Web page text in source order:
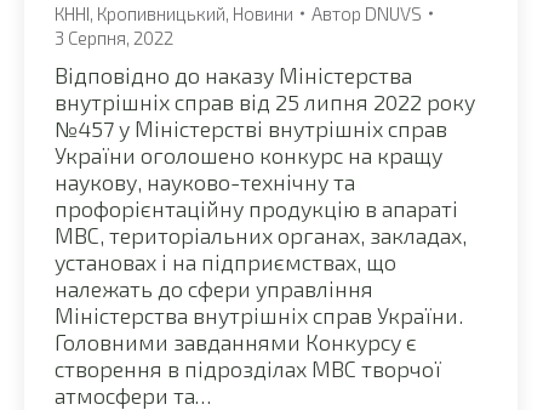
КННІ Кропивницький Новини Автор DNUVS
3 Серпня, 2022
Відповідно до наказу Міністерства
внутрішніх справ від 25 липня 2022 року
№457 у Міністерстві внутрішніх справ
України оголошено конкурс на кращу
наукову, науково-технічну та
профорієнтаційну продукцію в апараті
МВС, територіальних органах, закладах,
установах і на підприємствах, що
належать до сфери управління
Міністерства внутрішніх справ України.
Головними завданнями Конкурсу є
створення в підрозділах МВС творчої
атмосфери та…